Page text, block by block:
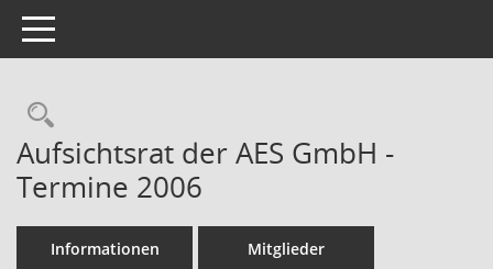
Toggle navigation
Rechercheauswahl
Aufsichtsrat der AES GmbH -
Termine 2006
Informationen Mitglieder